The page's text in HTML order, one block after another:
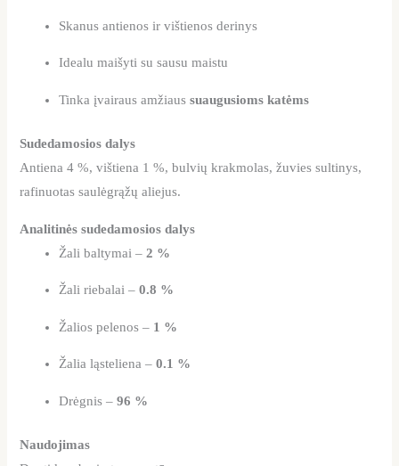
Skanus antienos ir vištienos derinys
Idealu maišyti su sausu maistu
Tinka įvairaus amžiaussuaugusioms katėms
Sudedamosios dalys
Antiena 4 %, vištiena 1 %, bulvių krakmolas, žuvies sultinys,
rafinuotas saulėgrąžų aliejus.
Analitinės sudedamosios dalys
Žali baltymai –2 %
Žali riebalai –0.8 %
Žalios pelenos – 1 %
Žalia ląsteliena –0.1 %
Drėgnis –96 %
Naudojimas